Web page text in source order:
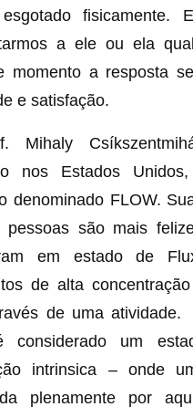
fisicamente.
a ele ou ela
momento a resposta
e satisfação.
Mihaly
nos Estados
denominado FLOW.
pessoas são mais
em estado de
de alta
de uma
considerado um
intrinsica – onde
plenamente por